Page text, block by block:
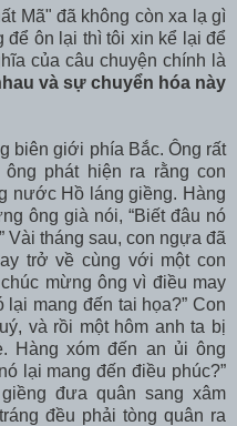
Mã" đã không còn xa lạ gì
ôn lại thì tôi xin kể lại để
của câu chuyện chính là
và sự chuyển hóa này
biên giới phía Bắc. Ông rất
phát hiện ra rằng con
nước Hồ láng giềng. Hàng
ông già nói, “Biết đâu nó
Vài tháng sau, con ngựa đã
trở về cùng với một con
mừng ông vì điều may
mang đến tai họa?” Con
và rồi một hôm anh ta bị
Hàng xóm đến an ủi ông
lại mang đến điều phúc?”
đưa quân sang xâm
đều phải tòng quân ra